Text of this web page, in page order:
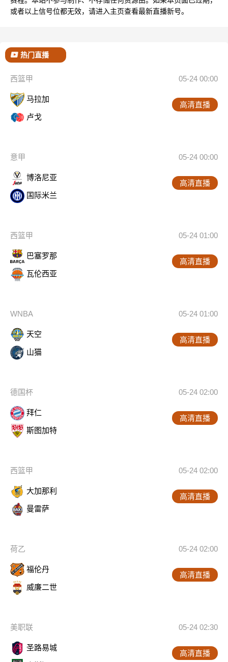
或者以上信号位都无效，请进入主页查看最新直播新号。
热门直播
西篮甲 05-24 00:00
马拉加
卢戈
高清直播
意甲 05-24 00:00
博洛尼亚
国际米兰
高清直播
西篮甲 05-24 01:00
巴塞罗那
瓦伦西亚
高清直播
WNBA 05-24 01:00
天空
山猫
高清直播
德国杯 05-24 02:00
拜仁
斯图加特
高清直播
西篮甲 05-24 02:00
大加那利
曼雷萨
高清直播
荷乙 05-24 02:00
福伦丹
威廉二世
高清直播
美职联 05-24 02:30
圣路易城
高清直播